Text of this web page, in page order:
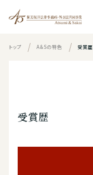
トップ A&Sの特色 受賞歴
受賞歴